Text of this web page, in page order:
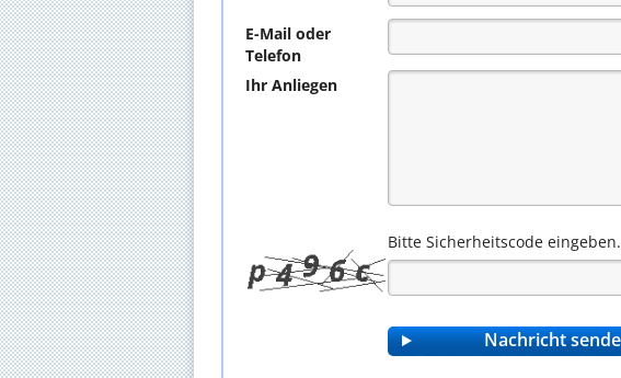
E-Mail oder
Telefon
Ihr Anliegen
Bitte Sicherheitscode eingeben.